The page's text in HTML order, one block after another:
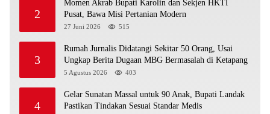
2
Momen Akrab Bupati Karolin dan Sekjen HKTI
27 Juni 2026 515
3
Rumah Jurnalis Didatangi Sekitar 50 Orang, Usai
Ungkap Berita Dugaan MBG Bermasalah di Ketapang
5 Agustus 2026 403
4
Gelar Sunatan Massal untuk 90 Anak, Bupati Landak
Pastikan Tindakan Sesuai Standar Medis